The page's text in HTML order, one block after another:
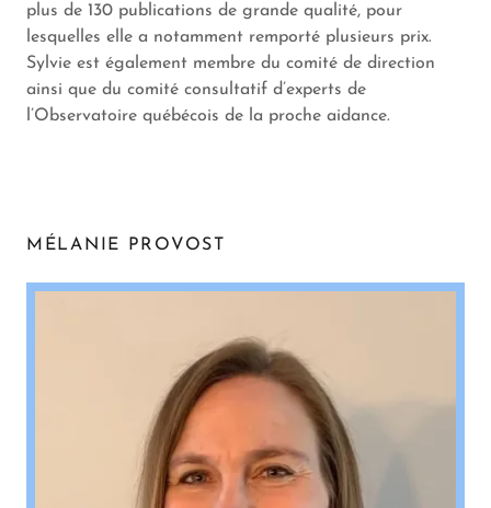
plus de 130 publications de grande qualité, pour
lesquelles elle a notamment remporté plusieurs prix.
Sylvie est également membre du comité de direction
ainsi que du comité consultatif d’experts de
l’Observatoire québécois de la proche aidance.
MÉLANIE PROVOST